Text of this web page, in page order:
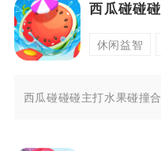
西瓜碰碰碰
休闲益智